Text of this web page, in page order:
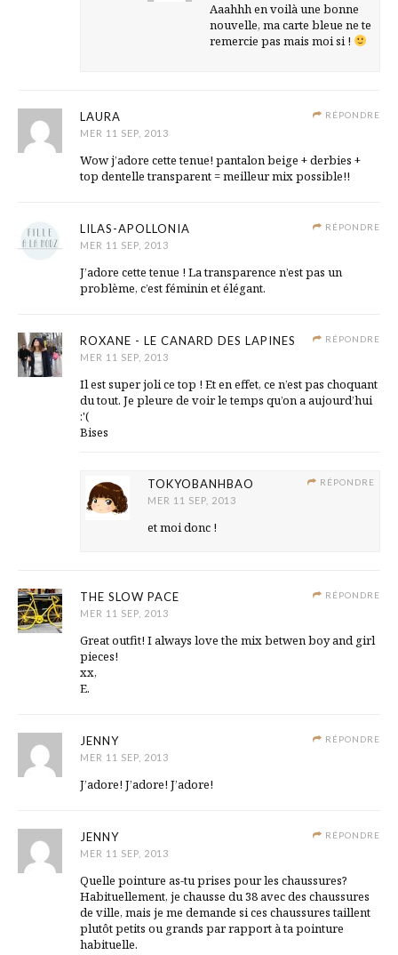
Aaahhh en voilà une bonne
nouvelle, ma carte bleue ne te
remercie pas mais moi si !
RÉPONDRE
LAURA
MER 11 SEP, 2013
Wow j’adore cette tenue! pantalon beige + derbies +
top dentelle transparent = meilleur mix possible!!
RÉPONDRE
LILAS-APOLLONIA
MER 11 SEP, 2013
J’adore cette tenue ! La transparence n’est pas un
problème, c’est féminin et élégant.
RÉPONDRE
ROXANE - LE CANARD DES LAPINES
MER 11 SEP, 2013
Il est super joli ce top ! Et en effet, ce n’est pas choquant
du tout. Je pleure de voir le temps qu’on a aujourd’hui
:'(
Bises
RÉPONDRE
TOKYOBANHBAO
MER 11 SEP, 2013
et moi donc !
RÉPONDRE
THE SLOW PACE
MER 11 SEP, 2013
Great outfit! I always love the mix betwen boy and girl
pieces!
xx,
E.
RÉPONDRE
JENNY
MER 11 SEP, 2013
J’adore! J’adore! J’adore!
RÉPONDRE
JENNY
MER 11 SEP, 2013
Quelle pointure as-tu prises pour les chaussures?
Habituellement, je chausse du 38 avec des chaussures
de ville, mais je me demande si ces chaussures taillent
plutôt petits ou grands par rapport à ta pointure
habituelle.